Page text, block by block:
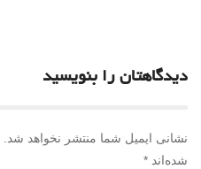
دیدگاهتان را بنویسید
نشانی ایمیل شما منتشر نخواهد شد.
شده‌اند *